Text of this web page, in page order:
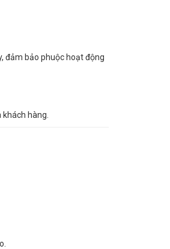
đảm bảo phuộc hoạt động
hàng.